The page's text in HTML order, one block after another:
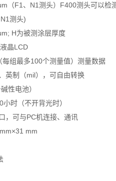
（F1、N1测头）F400测头可以检
测头)
H为被测涂层厚度
晶LCD
组最多100个测量值）测量数据
英制（mil），可自由转换
性电池）
时（不开背光时）
，可与PC机连接、通讯
mm